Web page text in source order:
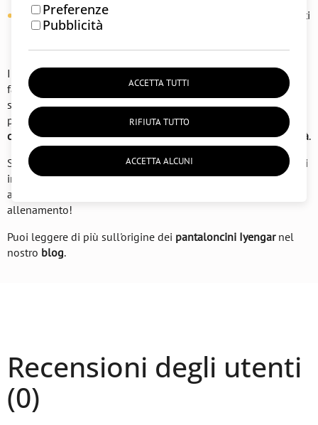
Preferenze
Pubblicità
ACCETTA TUTTI
RIFIUTA TUTTO
ACCETTA ALCUNI
Visibilità dell'allineamento del corpo
: Aiutano gli insegnanti
a monitorare l'allineamento del corpo
migliorando il processo di apprendimento.
I pantaloncini sono più di un semplice capo d'abbigliamento:
fanno parte della
tradizione yoga che consente una pratica
senza interruzioni e una completa concentrazione. Sono
progettati con un'attenzione particolare alla
e al
comfort, mantenendo allo stesso tempoeleganzaesemplicità.
Scopri la nostra collezione dipantaloncini Iyengar
, disponibili
in diversetaglieecolori. Collega la tua pratica alla storia e
alla
allenamento!
Puoi leggere di più sull'origine dei pantaloncini Iyengarnel
nostro blog.
Recensioni degli utenti
(0)